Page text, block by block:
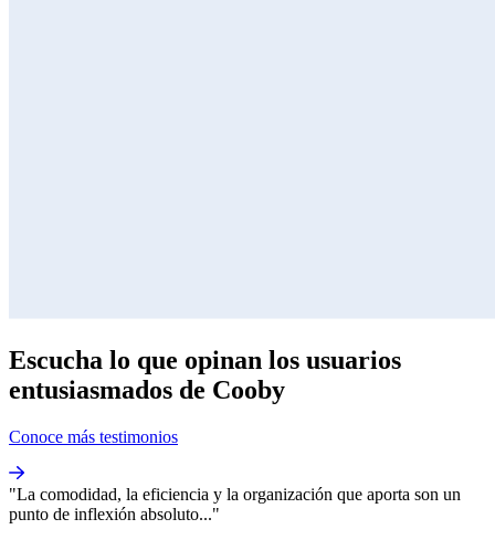
Escucha lo que opinan los usuarios
entusiasmados de Cooby
Conoce más testimonios
"La comodidad, la eficiencia y la organización que aporta son un
punto de inflexión absoluto..."